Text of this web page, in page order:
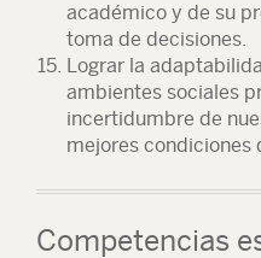
académico y de su
toma de decisiones.
Lograr la
ambientes sociales
incertidumbre de
mejores condiciones
Competencias